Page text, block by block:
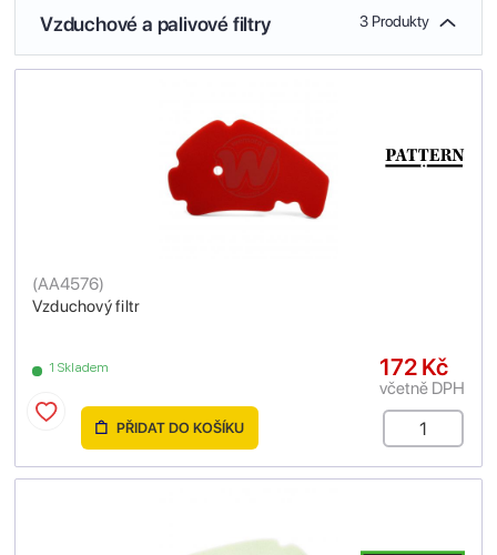
Vzduchové a palivové filtry 3 Produkty
Vzduchový filtr
(AA4576)
1 Skladem 172 Kč
včetně DPH
PŘIDAT DO KOŠÍKU